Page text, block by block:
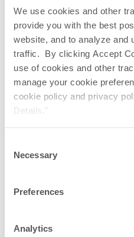
We use cookies and other
provide you with the best
website, and to analyze and
traffic. By clicking Accept
use of cookies and other
manage your cookie
cookie policy and privacy
Details."
Selection
Necessary
Preferences
Analytics